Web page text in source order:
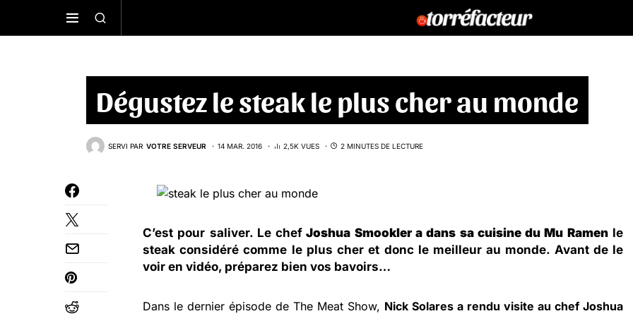
Dégustez le steak le plus cher au monde
SERVI PAR VOTRE SERVEUR 14 MAR. 2016 2,5K VUES 2 MINUTES DE LECTURE
C’est pour saliver. Le chef Joshua Smooklera dans sa cuisine du Mu Ramenle
steak considéré comme le plus cher et donc le meilleur au monde. Avant de le
voir en vidéo, préparez bien vos bavoirs…
Dans le dernier épisode de The Meat Show, Nick Solares a rendu visite au chef Joshua